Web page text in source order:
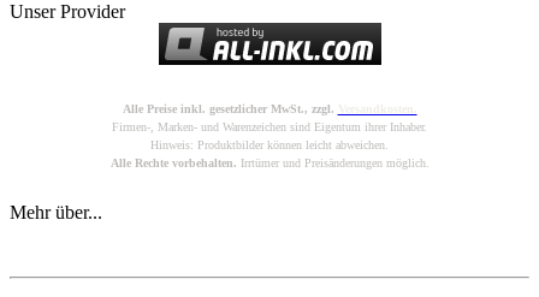
Unser Provider
Alle Preise inkl. gesetzlicher MwSt., zzgl. Versandkosten.
Firmen-, Marken- und Warenzeichen sind Eigentum ihrer Inhaber.
Hinweis: Produktbilder können leicht abweichen.
Alle Rechte vorbehalten. Irrtümer und Preisänderungen möglich.
Mehr über...